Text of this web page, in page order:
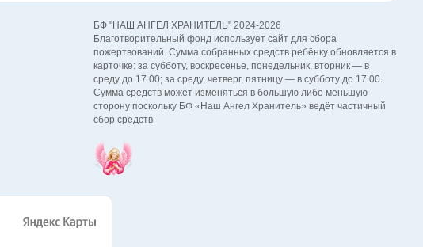
БФ "НАШ АНГЕЛ ХРАНИТЕЛЬ" 2024-2026
Благотворительный фонд использует сайт для сбора
пожертвований. Сумма собранных средств ребёнку обновляется в
карточке: за субботу, воскресенье, понедельник, вторник — в
среду до 17.00; за среду, четверг, пятницу — в субботу до 17.00.
Сумма средств может изменяться в большую либо меньшую
сторону поскольку БФ «Наш Ангел Хранитель» ведёт частичный
сбор средств